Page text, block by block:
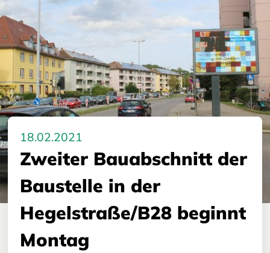
18.02.2021
Zweiter Bauabschnitt der
Baustelle in der
Hegelstraße/B28 beginnt
Montag